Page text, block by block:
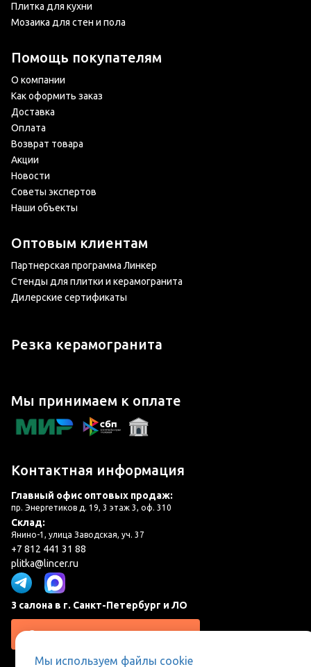
Плитка для кухни
Мозаика для стен и пола
Помощь покупателям
О компании
Как оформить заказ
Доставка
Оплата
Возврат товара
Акции
Новости
Советы экспертов
Наши объекты
Оптовым клиентам
Партнерская программа Линкер
Стенды для плитки и керамогранита
Дилерские сертификаты
Резка керамогранита
Мы принимаем к оплате
Контактная информация
Главный офис оптовых продаж:
пр. Энергетиков д. 19, 3 этаж 3, оф. 310
Склад:
Янино-1, улица Заводская, уч. 37
+7 812 441 31 88
plitka@lincer.ru
3 салона в г. Санкт-Петербург и ЛО
Запросить адреса салонов
Мы используем файлы cookie